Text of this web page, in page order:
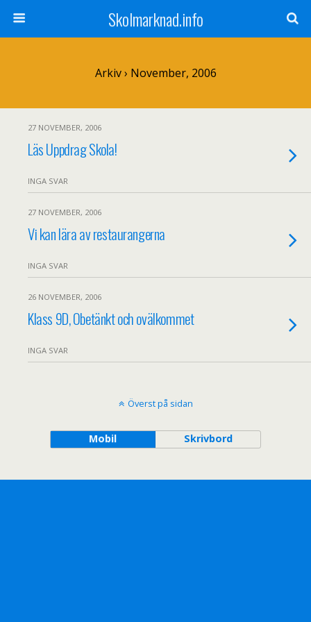
Skolmarknad.info
Arkiv › November, 2006
27 NOVEMBER, 2006
Läs Uppdrag Skola!
INGA SVAR
27 NOVEMBER, 2006
Vi kan lära av restaurangerna
INGA SVAR
26 NOVEMBER, 2006
Klass 9D, Obetänkt och ovälkommet
INGA SVAR
Överst på sidan
Mobil Skrivbord